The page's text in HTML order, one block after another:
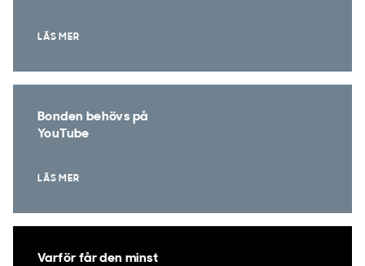
LÄS MER
Bonden behövs på
YouTube
LÄS MER
Varför får den minst